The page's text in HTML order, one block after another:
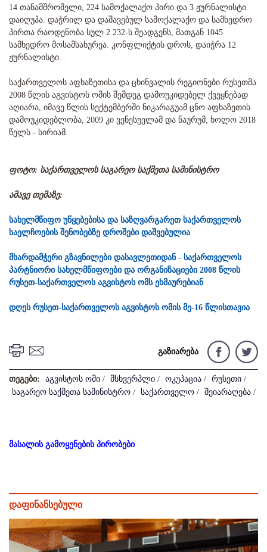
14 თანამშრომელი, 224 სამოქალაქო პირი და 3 ჟურნალისტი
დაიღუპა. დაჭრილ და დაშავებულ სამოქალაქო და სამხედრო
პირთა რაოდენობა სულ 2 232-ს შეადგენს, მათგან 1045
სამხედრო მოსამსახურეა. კონფლიქტის დროს, დაიჭრა 12
ჟურნალისტი.
საქართველოს აფხაზეთისა და ცხინვალის რეგიონები რუსეთმა
2008 წლის აგვისტოს ომის შემდეგ დამოუკიდებელ ქვეყნებად
აღიარა, იმავე წლის სექტემბერში ნიკარაგუამ ცნო აფხაზეთის
დამოუკიდებლობა, 2009 კი ვენესუელამ და ნაურუმ, ხოლო 2018
წელს - სირიამ.
ფოტო: საქართველოს საგარეო საქმეთა სამინისტრო
ამავე თემაზე:
სახელმწიფო უწყებებისა და საზღვარგარეთ საქართველოს
საელჩოების შენობებზე დროშები დაშვებულია
მხარდამჭერი გზავნილები დასავლეთიდან - საქართველოს
პარტნიორი სახელმწიფოები და ორგანიზაციები 2008 წლის
რუსეთ-საქართველოს აგვისტოს ომს ეხმაურებიან
დღეს რუსეთ-საქართველოს აგვისტოს ომის მე-16 წლისთავია
გაზიარება
თეგები: აგვისტოს ომი / მსხვერპლი / ოკუპაცია / რუსეთი /
საგარეო საქმეთა სამინისტრო / საქართველო / შეიარაღება /
მასალის გამოყენების პირობები
დაფინანსებული